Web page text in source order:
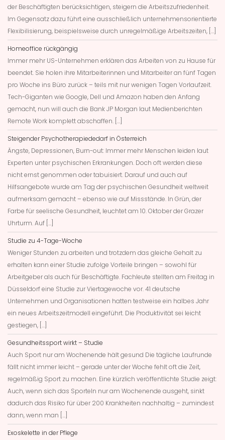
der Beschäftigten berücksichtigen, steigern die Arbeitszufriedenheit.
Im Gegensatz dazu führt eine ausschließlich unternehmensorientierte
Flexibilisierung, beispielsweise durch unregelmäßige Arbeitszeiten, […]
Homeoffice rückgängig
Immer mehr US-Unternehmen erklären das Arbeiten von zu Hause für
beendet. Sie holen ihre Mitarbeiterinnen und Mitarbeiter an fünf Tagen
pro Woche ins Büro zurück – teils mit nur wenigen Tagen Vorlaufzeit.
Tech-Giganten wie Google, Dell und Amazon haben den Anfang
gemacht, nun will auch die Bank JP Morgan laut Medienberichten
Remote Work komplett abschaffen. […]
Steigender Psychotherapiededarf in Österreich
Ängste, Depressionen, Burn-out: Immer mehr Menschen leiden laut
Experten unter psychischen Erkrankungen. Doch oft werden diese
nicht ernst genommen oder tabuisiert. Darauf und auch auf
Hilfsangebote wurde am Tag der psychischen Gesundheit weltweit
aufmerksam gemacht – ebenso wie auf Missstände. In Grün, der
Farbe für seelische Gesundheit, leuchtet am 10. Oktober der Grazer
Uhrturm. Auf […]
Studie zu 4-Tage-Woche
Weniger Stunden zu arbeiten und trotzdem das gleiche Gehalt zu
erhalten kann einer Studie zufolge Vorteile bringen – sowohl für
Arbeitgeber als auch für Beschäftigte. Fachleute stellten am Freitag in
Düsseldorf eine Studie zur Viertagewoche vor. 41 deutsche
Unternehmen und Organisationen hatten testweise ein halbes Jahr
ein neues Arbeitszeitmodell eingeführt. Die Produktivität sei leicht
gestiegen, […]
Gesundheitssport wirkt – Studie
Auch Sport nur am Wochenende hält gesund Die tägliche Laufrunde
fällt nicht immer leicht – gerade unter der Woche fehlt oft die Zeit,
regelmäßig Sport zu machen. Eine kürzlich veröffentlichte Studie zeigt:
Auch, wenn sich das Sporteln nur am Wochenende ausgeht, sinkt
dadurch das Risiko für über 200 Krankheiten nachhaltig – zumindest
dann, wenn man […]
Exoskelette in der Pflege